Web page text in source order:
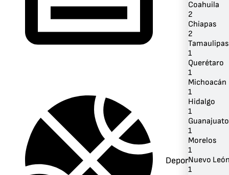
Deportes
Coahuila
2
Chiapas
2
Tamaulipas
1
Querétaro
1
Michoacán
1
Hidalgo
1
Guanajuato
1
Morelos
1
Nuevo
1